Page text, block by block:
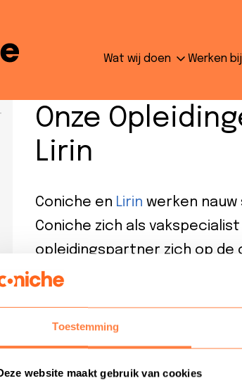
Toestemming
website maakt gebruik van cookies
Wat wij doen Werken bij
Onze
Lirin
Coniche en Lirin werken
Coniche zich als
opleidingspartner zich op de
aanpak versterken we
Wil jij je ontwikkelen binnen
en trainingen binnen